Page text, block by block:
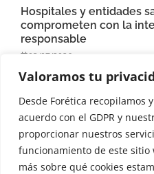
Valoramos tu
Desde Forética recopilamos
acuerdo con el GDPR y
proporcionar nuestros
funcionamiento de este sitio
más sobre qué cookies
Hospitales y entidades
comprometen con la
responsable
03/07/2026
Leer más